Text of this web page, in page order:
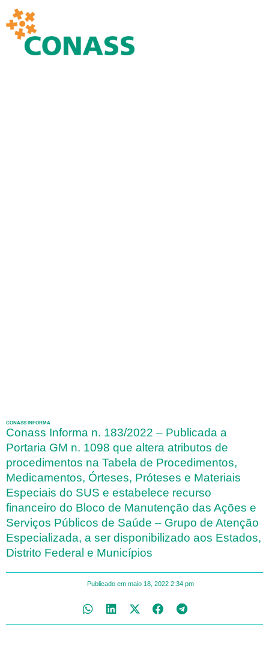
CONASS INFORMA
Conass Informa n. 183/2022 – Publicada a
Portaria GM n. 1098 que altera atributos de
procedimentos na Tabela de Procedimentos,
Medicamentos, Órteses, Próteses e Materiais
Especiais do SUS e estabelece recurso
financeiro do Bloco de Manutenção das Ações e
Serviços Públicos de Saúde – Grupo de Atenção
Especializada, a ser disponibilizado aos Estados,
Distrito Federal e Municípios
Publicado em maio 18, 2022 2:34 pm